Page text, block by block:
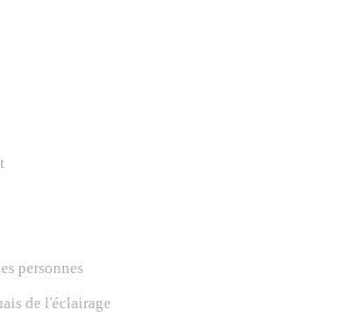
personnes
de l'éclairage